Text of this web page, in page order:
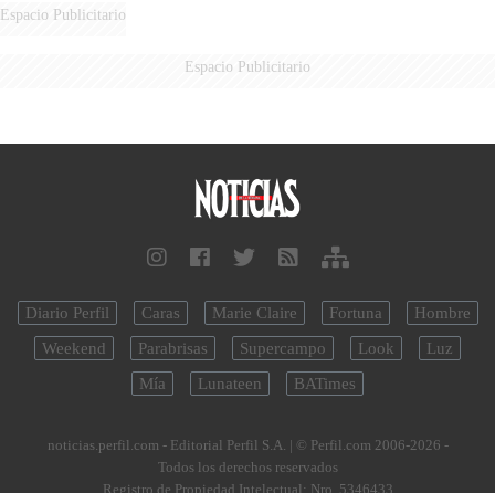
Espacio Publicitario
Espacio Publicitario
Diario Perfil Caras Marie Claire Fortuna
Hombre
Weekend
Parabrisas Supercampo Look
Luz
Mía
Lunateen BATimes
noticias.perfil.com - Editorial Perfil S.A. | © Perfil.com 2006-2026 -
Todos los derechos reservados
Registro de Propiedad Intelectual: Nro. 5346433